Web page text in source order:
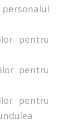
pentru
pentru
pentru